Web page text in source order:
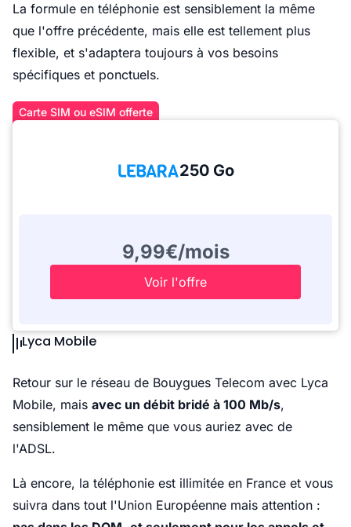
La formule en téléphonie est sensiblement la même
que l'offre précédente, mais elle est tellement plus
flexible, et s'adaptera toujours à vos besoins
spécifiques et ponctuels.
Carte SIM ou eSIM offerte
250 Go
9,99€/mois
Voir l'offre
Lyca Mobile
Retour sur le réseau de Bouygues Telecom avec Lyca
Mobile, mais avec un débit bridé à 100 Mb/s,
sensiblement le même que vous auriez avec de
l'ADSL.
Là encore, la téléphonie est illimitée en France et vous
suivra dans tout l'Union Européenne mais attention :